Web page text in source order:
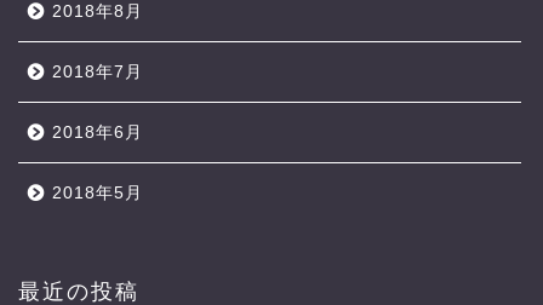
2018年8月
2018年7月
2018年6月
2018年5月
最近の投稿